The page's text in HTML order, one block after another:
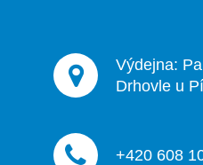
Výdejna:
Drhovle u
+420 608